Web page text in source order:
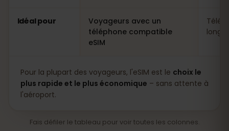
Idéal pour
Voyageurs avec un
téléphone compatible
eSIM
longs
Pour la plupart des voyageurs, l'eSIM est le choix le
plus rapide et le plus économique – sans attente à
l'aéroport.
Fais défiler le tableau pour voir toutes les colonnes.